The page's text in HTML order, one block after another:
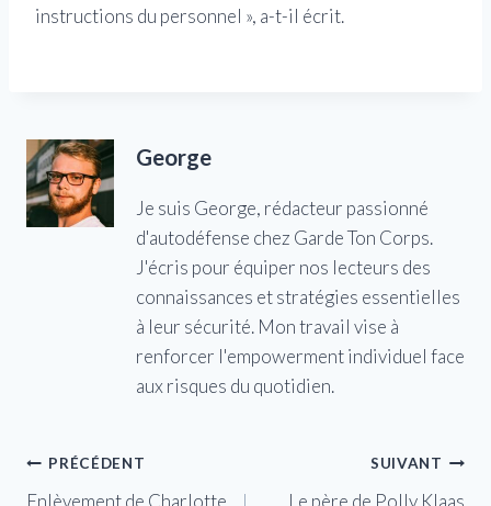
instructions du personnel », a-t-il écrit.
George
Je suis George, rédacteur passionné
d'autodéfense chez Garde Ton Corps.
J'écris pour équiper nos lecteurs des
connaissances et stratégies essentielles
à leur sécurité. Mon travail vise à
renforcer l'empowerment individuel face
aux risques du quotidien.
Navigation
PRÉCÉDENT
Enlèvement de Charlotte
SUIVANT
Le père de Polly Klaas